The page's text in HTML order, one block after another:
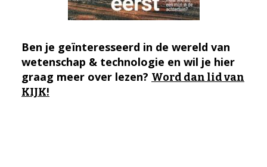
Ben je geïnteresseerd in de wereld van
wetenschap & technologie en wil je hier
graag meer over lezen? Word dan lid van
KIJK!